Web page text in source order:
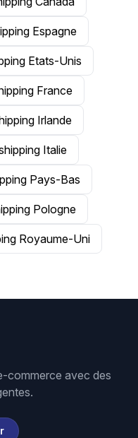
Espagne
Etats-Unis
France
Irlande
Italie
Pays-Bas
Pologne
Royaume-Uni
commerce avec des